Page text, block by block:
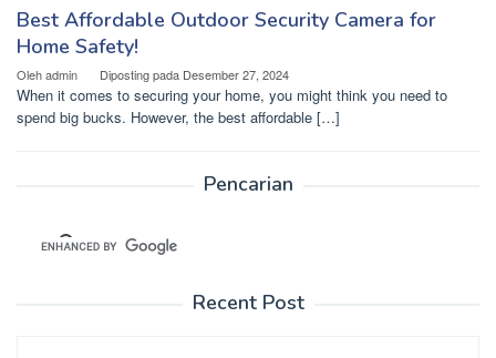
Best Affordable Outdoor Security Camera for
Home Safety!
Olehadmin Diposting pada Desember 27, 2024
When it comes to securing your home, you might think you need to
spend big bucks. However, the best affordable […]
Pencarian
Recent Post